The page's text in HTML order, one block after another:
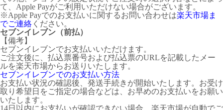
て、Apple Payがご利用いただけない場合がございます。
※Apple Payでのお支払いに関するお問い合わせは楽天市場ま
でご連絡 ください。
セブンイレブン（前払）
【備考】
セブンイレブンでお支払いいただけます。
ご注文後に、払込票番号および払込票のURLを記載したメー
ルを楽天市場からお送りいたします。
セブンイレブンでのお支払い方法
お支払い状況の確認後、発送手続きが開始いたします。お受け
取り希望日をご指定の場合などは、お早めのお支払いをお願い
いたします。
14日以内にお支払いが確認できない場合、楽天市場が自動でご